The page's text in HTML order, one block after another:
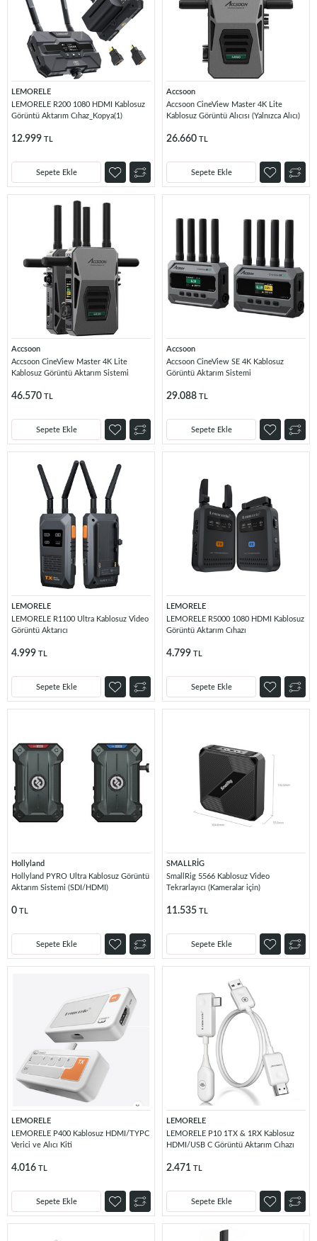
LEMORELE
LEMORELE R200 1080 HDMI Kablosuz
Görüntü Aktarım Cıhaz_Kopya(1)
12.999 TL
Sepete Ekle
Accsoon
Accsoon CineView Master 4K Lite
Kablosuz Görüntü Alıcısı (Yalnızca Alıcı)
26.660 TL
Sepete Ekle
Accsoon
Accsoon CineView Master 4K Lite
Kablosuz Görüntü Aktarım Sistemi
46.570 TL
Sepete Ekle
Accsoon
Accsoon CineView SE 4K Kablosuz
Görüntü Aktarım Sistemi
29.088 TL
Sepete Ekle
LEMORELE
LEMORELE R1100 Ultra Kablosuz Video
Görüntü Aktarıcı
4.999 TL
Sepete Ekle
LEMORELE
LEMORELE R5000 1080 HDMI Kablosuz
Görüntü Aktarım Cıhazı
4.799 TL
Sepete Ekle
Hollyland
Hollyland PYRO Ultra Kablosuz Görüntü
Aktarım Sistemi (SDI/HDMI)
0 TL
Sepete Ekle
SMALLRİG
SmallRig 5566 Kablosuz Video
Tekrarlayıcı (Kameralar için)
11.535 TL
Sepete Ekle
LEMORELE
LEMORELE P400 Kablosuz HDMI/TYPC
Verici ve Alıcı Kiti
4.016 TL
Sepete Ekle
LEMORELE
LEMORELE P10 1TX & 1RX Kablosuz
HDMI/USB C Görüntü Aktarım Cıhazı
2.471 TL
Sepete Ekle